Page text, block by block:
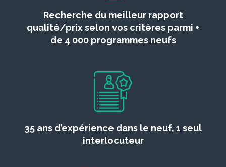
Recherche du meilleur rapport
qualité/prix selon vos critères parmi +
de 4 000 programmes neufs
35 ans d’expérience dans le neuf, 1 seul
interlocuteur